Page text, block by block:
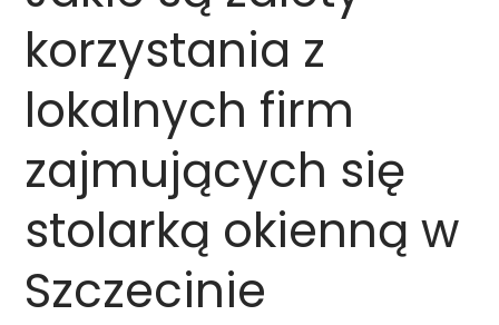
korzystania z
lokalnych firm
zajmujących się
stolarką okienną w
Szczecinie